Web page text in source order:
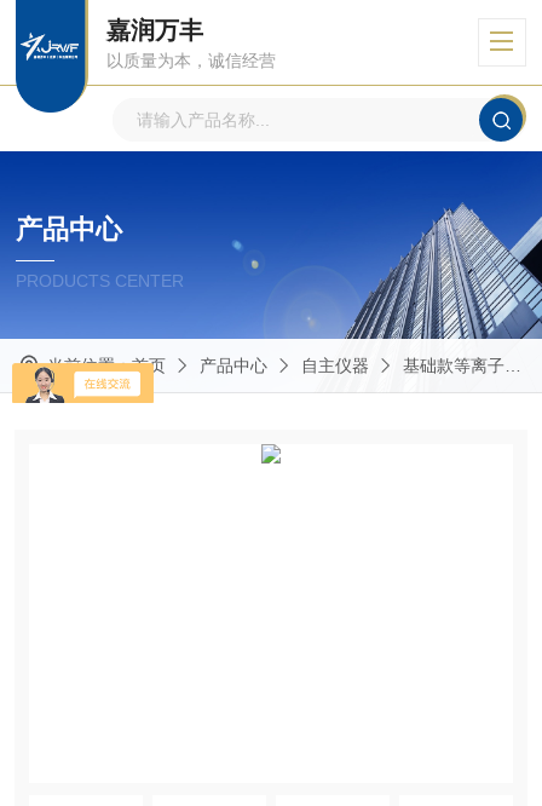
嘉润万丰
以质量为本，诚信经营
产品中心
PRODUCTS CENTER
当前位置：首页 产品中心 自主仪器 基础款等离子清洗机